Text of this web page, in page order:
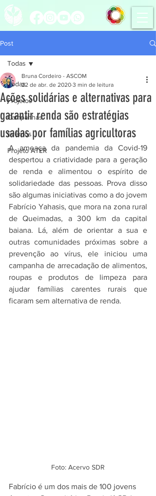
Post
Todas
Projetos
Campanhas
Eventos
Projeto ATER
Todas
Ações solidárias e alternativas para
garantir renda são estratégias
usadas por famílias agricultoras
Bruna Cordeiro - ASCOM
22 de abr. de 2020 3 min de leitura
A ameaça da pandemia da Covid-19
despertou a criatividade para a geração
de renda e alimentou o espírito de
solidariedade das pessoas. Prova disso
são algumas iniciativas como a do jovem
Fabrício Yahasis, que mora na zona rural
de Queimadas, a 300 km da capital
baiana. Lá, além de orientar a sua e
outras comunidades próximas sobre a
prevenção ao vírus, ele iniciou uma
campanha de arrecadação de alimentos,
roupas e produtos de limpeza para
ajudar famílias carentes rurais que
ficaram sem alternativa de renda.
Foto: Acervo SDR
Fabrício é um dos mais de 100 jovens